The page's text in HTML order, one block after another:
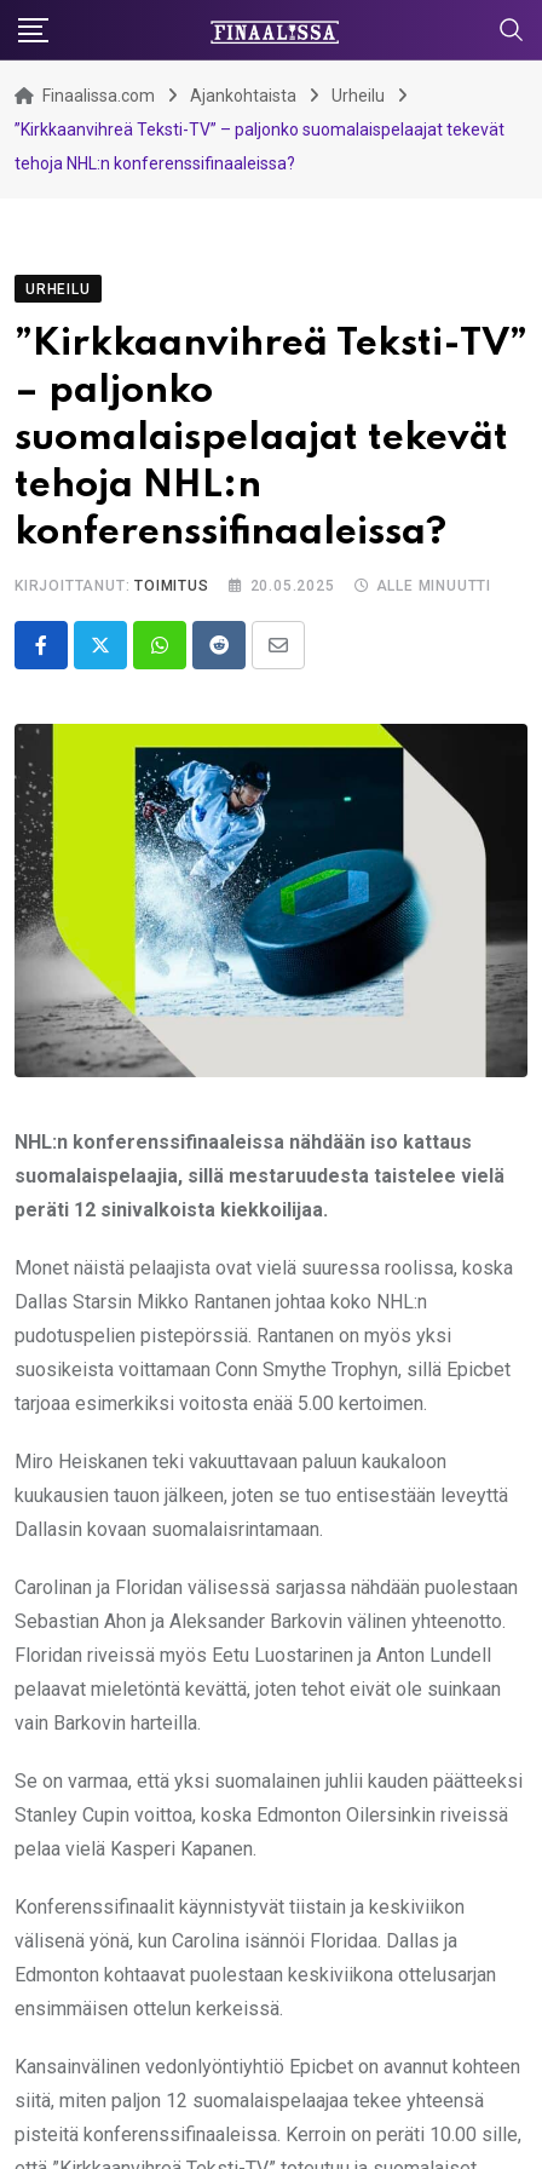
Skip
content
Finaalissa.com Ajankohtaista
Urheilu
”Kirkkaanvihreä Teksti-TV” – paljonko suomalaispelaajat tekevät
tehoja NHL:n konferenssifinaaleissa?
URHEILU
”Kirkkaanvihreä Teksti-TV”
– paljonko
suomalaispelaajat tekevät
tehoja NHL:n
konferenssifinaaleissa?
KIRJOITTANUT:TOIMITUS 20.05.2025 ALLE MINUUTTI
WhatsappRedditShare
Email
NHL:n konferenssifinaaleissa nähdään iso kattaus
suomalaispelaajia, sillä mestaruudesta taistelee vielä
peräti 12 sinivalkoista kiekkoilijaa.
Monet näistä pelaajista ovat vielä suuressa roolissa, koska
Dallas Starsin Mikko Rantanen johtaa koko NHL:n
pudotuspelien pistepörssiä. Rantanen on myös yksi
suosikeista voittamaan Conn Smythe Trophyn, sillä Epicbet
tarjoaa esimerkiksi voitosta enää 5.00 kertoimen.
Miro Heiskanen teki vakuuttavaan paluun kaukaloon
kuukausien tauon jälkeen, joten se tuo entisestään leveyttä
Dallasin kovaan suomalaisrintamaan.
Carolinan ja Floridan välisessä sarjassa nähdään puolestaan
Sebastian Ahon ja Aleksander Barkovin välinen yhteenotto.
Floridan riveissä myös Eetu Luostarinen ja Anton Lundell
pelaavat mieletöntä kevättä, joten tehot eivät ole suinkaan
vain Barkovin harteilla.
Se on varmaa, että yksi suomalainen juhlii kauden päätteeksi
Stanley Cupin voittoa, koska Edmonton Oilersinkin riveissä
pelaa vielä Kasperi Kapanen.
Konferenssifinaalit käynnistyvät tiistain ja keskiviikon
välisenä yönä, kun Carolina isännöi Floridaa. Dallas ja
Edmonton kohtaavat puolestaan keskiviikona ottelusarjan
ensimmäisen ottelun kerkeissä.
Kansainvälinen vedonlyöntiyhtiö Epicbet on avannut kohteen
siitä, miten paljon 12 suomalaispelaajaa tekee yhteensä
pisteitä konferenssifinaaleissa. Kerroin on peräti 10.00 sille,